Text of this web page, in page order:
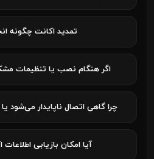
تمدید اکانت چگونه
اگر هنگام نصب یا تنظیمات
چرا گاهی اتصال ناپایدار
آیا امکان بازیابی